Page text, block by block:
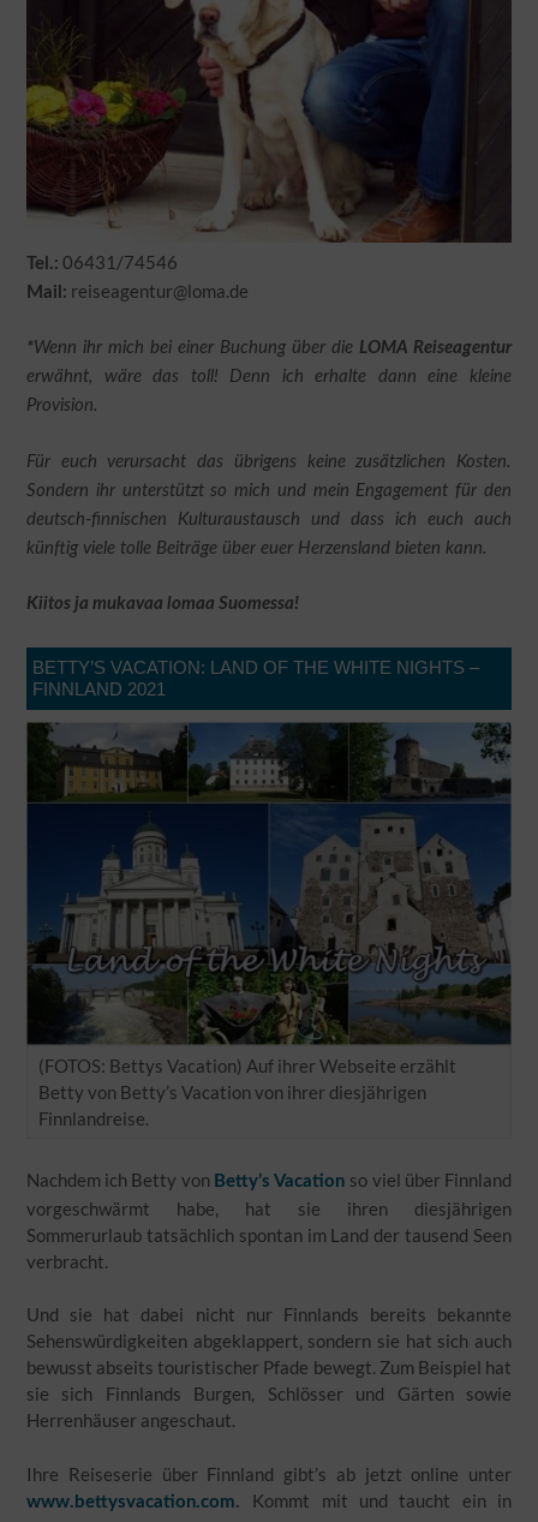
Tel.: 06431/74546
Mail: reiseagentur@loma.de
*Wenn ihr mich bei einer Buchung über die LOMA Reiseagentur
erwähnt, wäre das toll! Denn ich erhalte dann eine kleine
Provision.
Für euch verursacht das übrigens keine zusätzlichen Kosten.
Sondern ihr unterstützt so mich und mein Engagement für den
deutsch-finnischen Kulturaustausch und dass ich euch auch
künftig viele tolle Beiträge über euer Herzensland bieten kann.
Kiitos ja mukavaa lomaa Suomessa!
BETTY’S VACATION: LAND OF THE WHITE NIGHTS –
FINNLAND 2021
(FOTOS: Bettys Vacation) Auf ihrer Webseite erzählt
Betty von Betty’s Vacation von ihrer diesjährigen
Finnlandreise.
Nachdem ich Betty von Betty’s Vacation so viel über Finnland
vorgeschwärmt habe, hat sie ihren diesjährigen
Sommerurlaub tatsächlich spontan im Land der tausend Seen
verbracht.
Und sie hat dabei nicht nur Finnlands bereits bekannte
Sehenswürdigkeiten abgeklappert, sondern sie hat sich auch
bewusst abseits touristischer Pfade bewegt. Zum Beispiel hat
sie sich Finnlands Burgen, Schlösser und Gärten sowie
Herrenhäuser angeschaut.
Ihre Reiseserie über Finnland gibt’s ab jetzt online unter
www.bettysvacation.com. Kommt mit und taucht ein in